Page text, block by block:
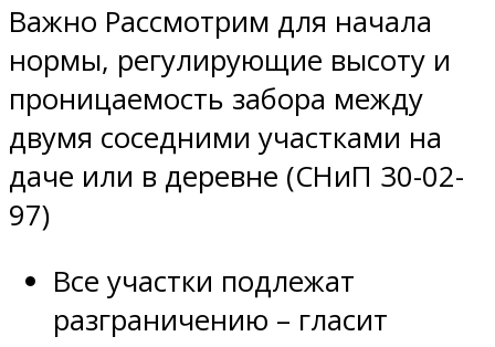
Важно Рассмотрим для начала
нормы, регулирующие высоту и
проницаемость забора между
двумя соседними участками на
даче или в деревне (СНиП 30-02-
97)
Все участки подлежат
разграничению – гласит